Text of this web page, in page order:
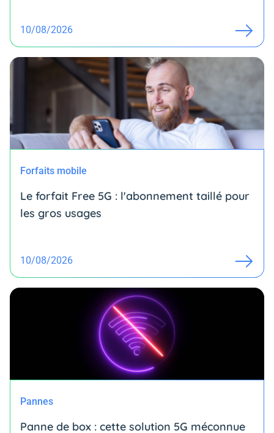
10/08/2026
Forfaits mobile
Le forfait Free 5G : l'abonnement taillé pour
les gros usages
10/08/2026
Pannes
Panne de box : cette solution 5G méconnue